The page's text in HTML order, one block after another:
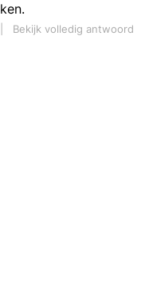
Bekijk volledig antwoord